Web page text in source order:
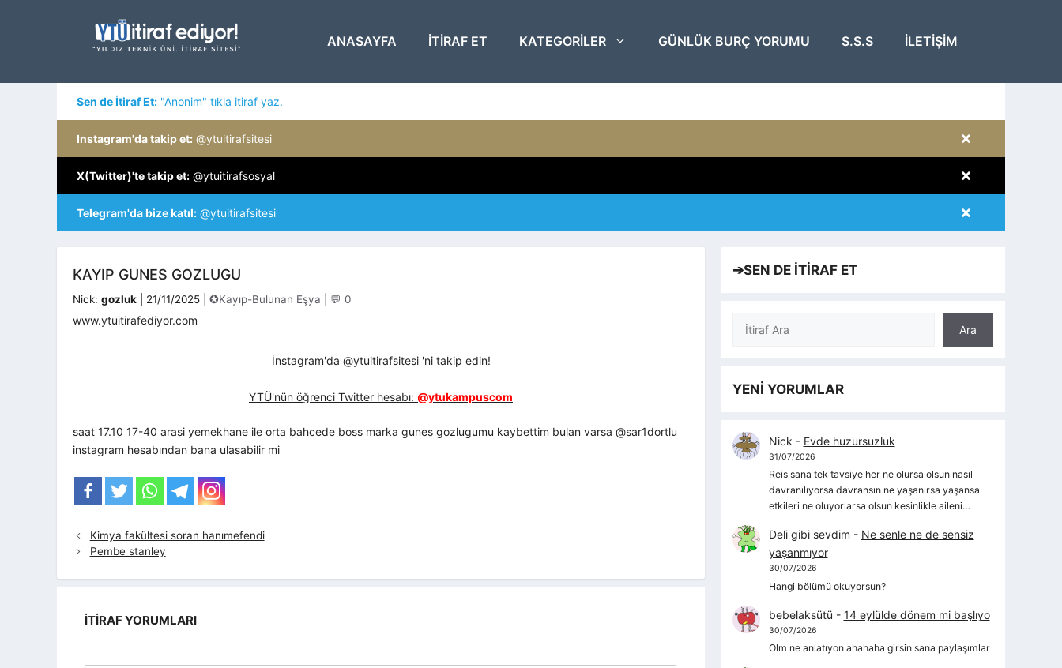
ANASAYFA ITIRAF ET KATEGORILER GÜNLÜK BURÇ YORUMU S.S.S İLETIŞIM
Sen de İtiraf Et: "Anonim" tıkla itiraf yaz.
×
Instagram'da takip et: @ytuitirafsitesi
×
X(Twitter)'te takip et: @ytuitirafsosyal
×
Telegram'da bize katıl: @ytuitirafsitesi
KAYIP GUNES GOZLUGU
Nick: gozluk 21/11/2025 Kategoriler
✪Kayıp-Bulunan Eşya 💬 0
www.ytuitirafediyor.com
İnstagram'da @ytuitirafsitesi 'ni takip edin!
YTÜ'nün öğrenci Twitter hesabı: @ytukampuscom
saat 17.10 17-40 arasi yemekhane ile orta bahcede boss marka gunes gozlugumu kaybettim bulan varsa @sar1dortlu
instagram hesabından bana ulasabilir mi
Kimya fakültesi soran hanımefendi
Pembe stanley
İTIRAF YORUMLARI
➔SEN DE İTİRAF ET
Ara
Ara
YENİ YORUMLAR
Nick - Evde huzursuzluk
31/07/2026
Reis sana tek tavsiye her ne olursa olsun nasıl
davranılıyorsa davransın ne yaşanırsa yaşansa
etkileri ne oluyorlarsa olsun kesinlikle aileni…
Deli gibi sevdim - Ne senle ne de sensiz
yaşanmıyor
30/07/2026
Hangi bölümü okuyorsun?
bebelaksütü - 14 eylülde dönem mi başlıyo
30/07/2026
Olm ne anlatıyon ahahaha girsin sana paylaşımlar